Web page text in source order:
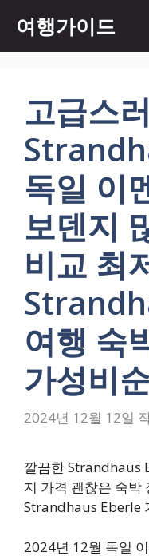
츠
여행가이드
고급스
독일 이
보덴지
비교 최
여행 숙
가성비
2024년 12월 12일
깔끔한 Strandhaus
지 가격 괜찮은 숙박
Strandhaus Eberle
2024년 12월 독일